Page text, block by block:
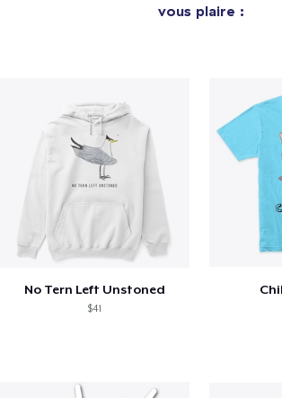
vous plaire :
No Tern Left Unstoned
$41